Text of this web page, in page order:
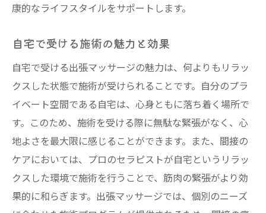
康的なライフスタイルをサポートします。
自宅で受ける施術の魅力と効果
自宅で受ける出張マッサージの魅力は、何よりもリラッ
クスした状態で施術が受けられることです。自分のプラ
イベート空間である自宅は、心身ともに落ち着く場所で
す。このため、施術を受ける際に無駄な緊張がなく、心
地よさを最大限に感じることができます。また、間接の
ケアにおいては、プロのセラピストが自宅というリラッ
クスした環境で施術を行うことで、筋肉の緊張がより効
果的に和らぎます。出張マッサージでは、個別のニーズ